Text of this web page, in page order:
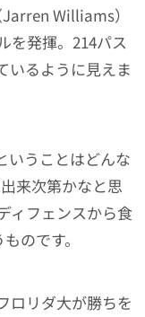
Jarren Williams）
を発揮。214パス
いるように見えま
いうことはどんな
来次第かなと思
ィフェンスから食
のです。
ロリダ大が勝ちを